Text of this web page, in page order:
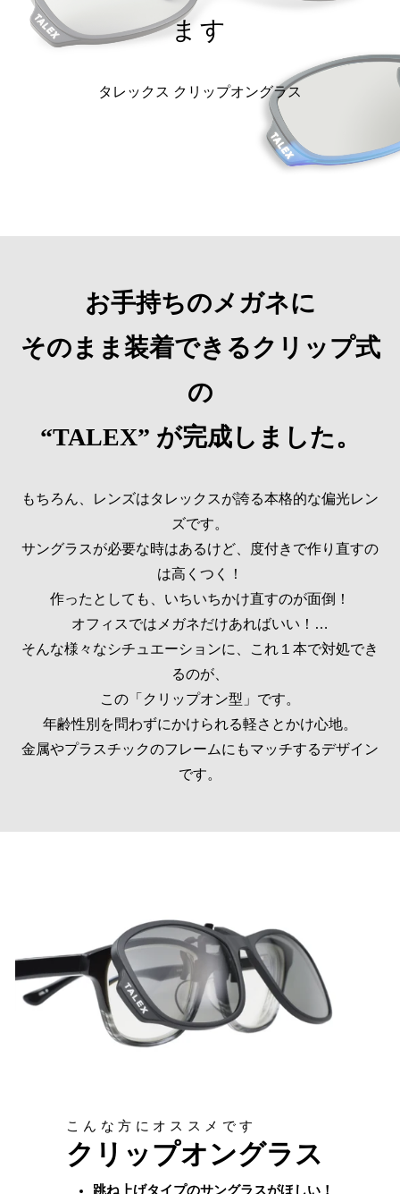
ます
タレックス クリップオングラス
お手持ちのメガネに
そのまま装着できるクリップ式
の
“TALEX” が完成しました。
もちろん、レンズはタレックスが誇る本格的な偏光レン
ズです。
サングラスが必要な時はあるけど、度付きで作り直すの
は高くつく！
作ったとしても、いちいちかけ直すのが面倒！
オフィスではメガネだけあればいい！…
そんな様々なシチュエーションに、これ１本で対処でき
るのが、
この「クリップオン型」です。
年齢性別を問わずにかけられる軽さとかけ心地。
金属やプラスチックのフレームにもマッチするデザイン
です。
こんな方にオススメです
クリップオングラス
跳ね上げタイプのサングラスがほしい！